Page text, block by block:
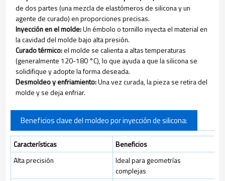
de dos partes (una mezcla de elastómeros de silicona y un
agente de curado) en proporciones precisas.
Inyección en el molde:Un émbolo o tornillo inyecta el material en
la cavidad del molde bajo alta presión.
Curado térmico:el molde se calienta a altas temperaturas
(generalmente 120-180 °C), lo que ayuda a que la silicona se
solidifique y adopte la forma deseada.
Desmoldeo y enfriamiento:Una vez curada, la pieza se retira del
molde y se deja enfriar.
Beneficios clave del moldeo por inyección de silicona:
Características
Beneficios
Alta precisión
Ideal para geometrías
complejas